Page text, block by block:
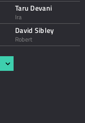
Taru Devani
Ira
David Sibley
Robert